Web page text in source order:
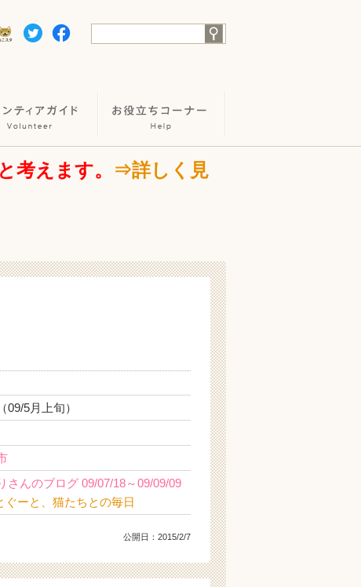
考えます。
⇒詳しく見
09/5月上旬）
さんのブログ 09/07/18～09/09/09
ぐーと、猫たちとの毎日
公開日： 2015/2/7